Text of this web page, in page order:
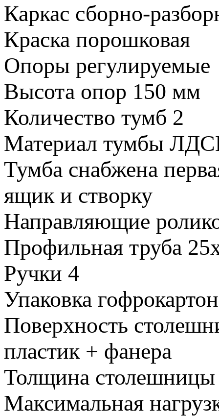
Каркас сборно-
Краска порошковая
Опоры регулируемые
Высота опор 150 мм
Количество тумб 2
Материал тумбы
Тумба снабжена
ящик и створку
Направляющие
Профильная труба
Ручки 4
Упаковка гофрокартон
Поверхность
пластик + фанера
Толщина столешницы
Максимальная